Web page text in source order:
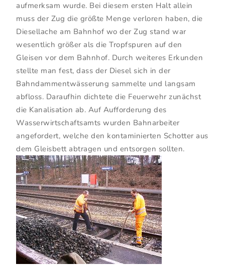
aufmerksam wurde. Bei diesem ersten Halt allein
muss der Zug die größte Menge verloren haben, die
Diesellache am Bahnhof wo der Zug stand war
wesentlich größer als die Tropfspuren auf den
Gleisen vor dem Bahnhof. Durch weiteres Erkunden
stellte man fest, dass der Diesel sich in der
Bahndammentwässerung sammelte und langsam
abfloss. Daraufhin dichtete die Feuerwehr zunächst
die Kanalisation ab. Auf Aufforderung des
Wasserwirtschaftsamts wurden Bahnarbeiter
angefordert, welche den kontaminierten Schotter aus
dem Gleisbett abtragen und entsorgen sollten.